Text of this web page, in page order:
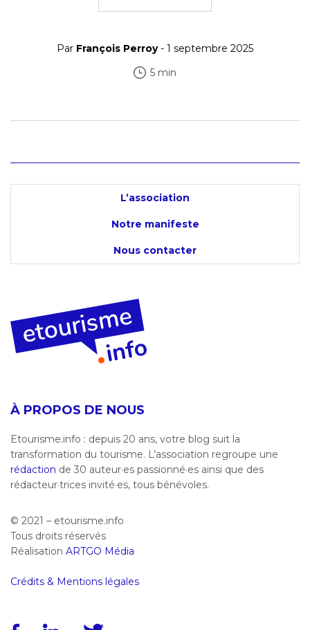
Par François Perroy- 1 septembre 2025
5 min
L’association
Notre manifeste
Nous contacter
À PROPOS DE NOUS
Etourisme.info : depuis 20 ans, votre blog suit la
transformation du tourisme. L’association regroupe une
rédaction de 30 auteur·es passionné·es ainsi que des
rédacteur·trices invité·es, tous bénévoles.
© 2021 – etourisme.info
Tous droits réservés
Réalisation ARTGO Média
Crédits & Mentions légales